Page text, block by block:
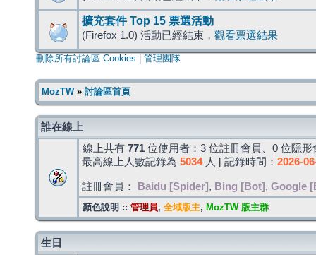
擴充套件 Top 15 票選活動
(Firefox 1.0) 活動已經結束， 觀看票選結果
刪除所有討論區 Cookies 管理團隊
MozTW» 討論區首頁
誰在線上
線上共有 771 位使用者：3 位註冊會員、0 位隱
最高線上人數記錄為 5034人 [ 記錄時間： 2026-
註冊會員： Baidu [Spider] , Bing [Bot] , Google
顏色說明 :: 管理員, 全域版主, MozTW 版主群
生日